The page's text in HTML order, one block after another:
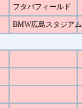
フタバフィールド
BMW広島スタジアム